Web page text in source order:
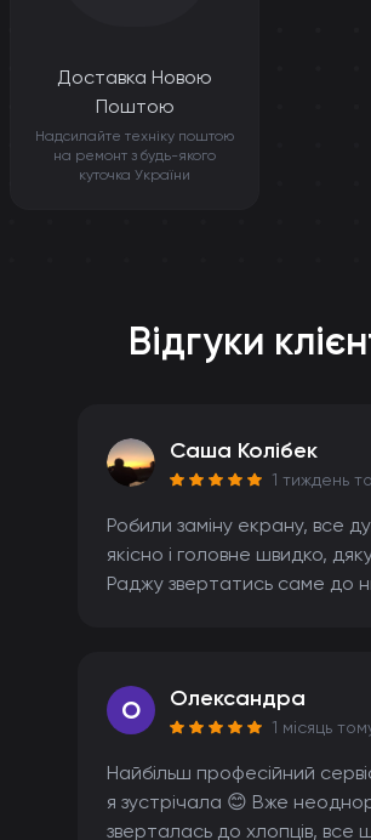
Доставка Новою
Поштою
Надсилайте техніку поштою
на ремонт з будь-якого
куточка України
Відгуки
Саша Колібек
1 тиждень
Робили заміну екрану, все
якісно і головне швидко,
Раджу звертатись саме до
O Олександра
1 місяць
Найбільш професійний
я зустрічала 😊 Вже
зверталась до хлопців, все